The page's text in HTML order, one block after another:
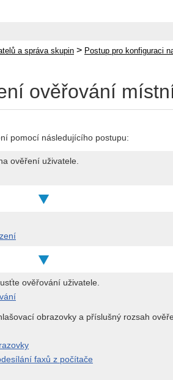
a správa skupin > Postup pro konfiguraci
ověřování
pomocí následujícího postupu:
ověření uživatele.
ověřování uživatele.
obrazovky a příslušný rozsah
faxů z počítače